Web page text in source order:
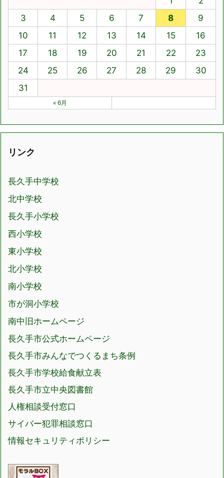
3
4 5 6 7 8
9
10
11 12 13 14 15
16
17
18 19 20 21 22
23
24
25 26 27 28 29
30
31
« 6月
リンク
長久手中学校
北中学校
長久手小学校
西小学校
東小学校
北小学校
南小学校
市が洞小学校
南中旧ホームページ
長久手市公式ホームページ
長久手市みんなでつくるまち条例
長久手市学校給食献立表
長久手市立中央図書館
人権相談受付窓口
サイバー犯罪相談窓口
情報セキュリティポリシー